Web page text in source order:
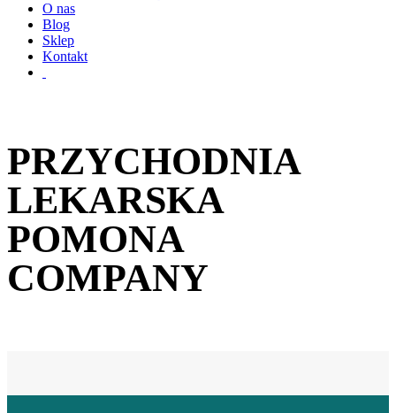
O nas
Blog
Sklep
Kontakt
PRZYCHODNIA
LEKARSKA
POMONA
COMPANY